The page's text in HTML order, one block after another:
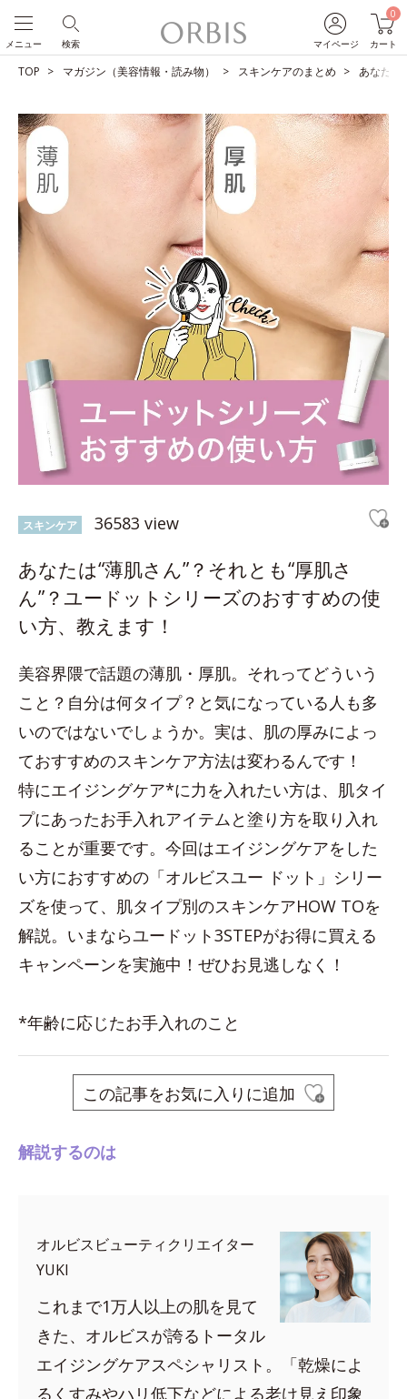
マイページ
0
カート
検索
メニュー
TOP マガジン（美容情報・読み物） スキンケアのまとめ あなたは
スキンケア 36583 view
あなたは“薄肌さん”？それとも“厚肌さ
ん”？ユードットシリーズのおすすめの使
い方、教えます！
美容界隈で話題の薄肌・厚肌。それってどういう
こと？自分は何タイプ？と気になっている人も多
いのではないでしょうか。実は、肌の厚みによっ
ておすすめのスキンケア方法は変わるんです！
特にエイジングケア*に力を入れたい方は、肌タイ
プにあったお手入れアイテムと塗り方を取り入れ
ることが重要です。今回はエイジングケアをした
い方におすすめの「オルビスユー ドット」シリー
ズを使って、肌タイプ別のスキンケアHOW TOを
解説。いまならユードット3STEPがお得に買える
キャンペーンを実施中！ぜひお見逃しなく！
*年齢に応じたお手入れのこと
この記事をお気に入りに追加
解説するのは
オルビスビューティクリエイター
YUKI
これまで1万人以上の肌を見て
きた、オルビスが誇るトータル
エイジングケアスペシャリスト。「乾燥によ
るくすみやハリ低下などによる老け見え印象